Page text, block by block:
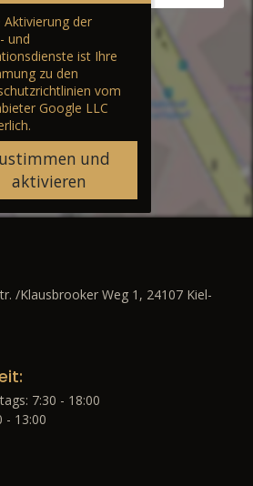
Aktivierung der
und
ist Ihre
zu den
vom
Google LLC
und
aktivieren
/Klausbrooker Weg 1, 24107 Kiel-
7:30 - 18:00
- 13:00